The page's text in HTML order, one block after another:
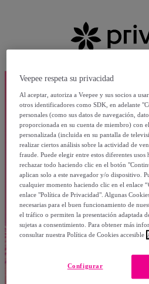
Veepee respeta su privacidad
Al aceptar, autoriza a Veepee y sus socios a
otros identificadores como SDK, en adelante
personales (como sus datos de navegación,
proporcionada en su cuenta de miembro) con
personalizada (incluida en su pantalla de
realizar ciertos análisis sobre la actividad de
fraude. Puede elegir entre estos diferentes
rechazar todo haciendo clic en el botón
aplican solo a este navegador y/o dispositivo.
cualquier momento haciendo clic en el enlace
enlace "Política de Privacidad". Algunas
necesarias para el buen funcionamiento de
el tráfico o permiten la presentación adaptada
sujetas a consentimiento. Para obtener más
consultar nuestra Política de Cookies accesible
Configurar